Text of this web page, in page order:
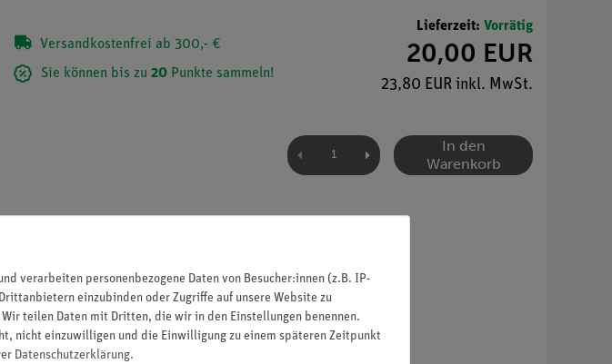
Versandkostenfrei ab 300,- €
Sie können bis zu 20 Punkte sammeln!
Lieferzeit: Vorrätig
20,00 EUR
23,80 EUR inkl. MwSt.
In den
Warenkorb
von Aufbau und Funktionsweise.
verarbeiten personenbezogene Daten von Besucher:innen (z.B. IP-
einzubinden oder Zugriffe auf unsere Website zu
teilen Daten mit Dritten, die wir in den Einstellungen benennen.
nicht einzuwilligen und die Einwilligung zu einem späteren Zeitpunkt
Daten­schutz­erklärung.